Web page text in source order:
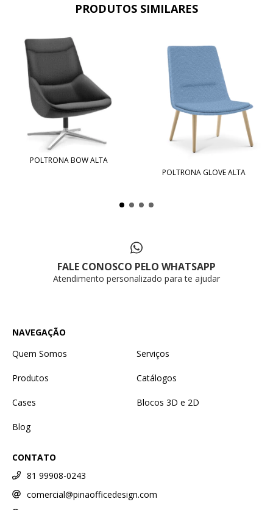
PRODUTOS SIMILARES
POLTRONA BOW ALTA
POLTRONA GLOVE ALTA
FALE CONOSCO PELO WHATSAPP
Atendimento personalizado para te ajudar
NAVEGAÇÃO
Quem Somos
Serviços
Produtos Catálogos
Cases Blocos 3D e 2D
Blog
CONTATO
81 99908-0243
comercial@pinaofficedesign.com